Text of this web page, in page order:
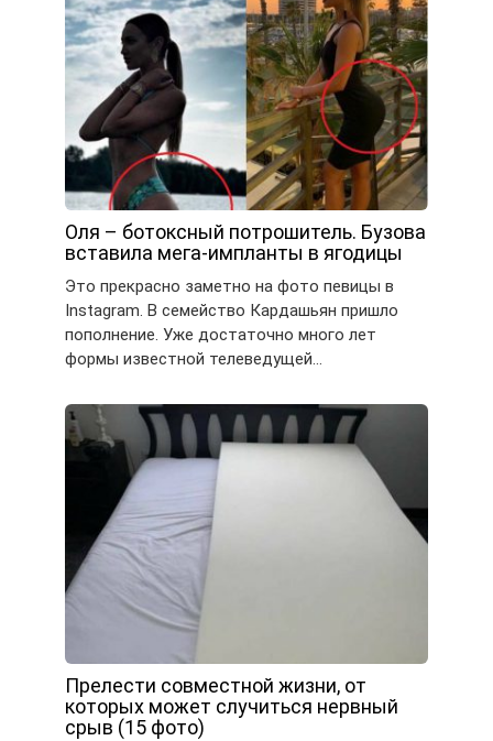
Оля – ботоксный потрошитель. Бузова
вставила мега-импланты в ягодицы
Это прекрасно заметно на фото певицы в
Instagram. В семейство Кардашьян пришло
пополнение. Уже достаточно много лет
формы известной телеведущей…
Прелести совместной жизни, от
которых может случиться нервный
срыв (15 фото)